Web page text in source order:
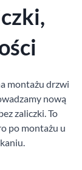
pomiar
DB 152
montażu drzwi
nową
zaliczki. To
po montażu u